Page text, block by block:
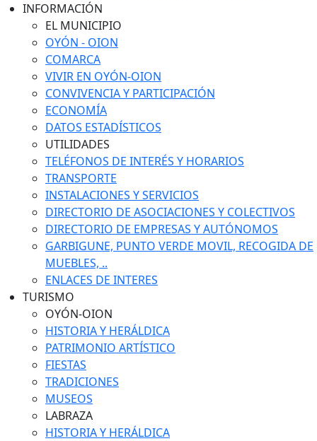
INFORMACIÓN
EL MUNICIPIO
OYÓN - OION
COMARCA
VIVIR EN OYÓN-OION
CONVIVENCIA Y PARTICIPACIÓN
ECONOMÍA
DATOS ESTADÍSTICOS
UTILIDADES
TELÉFONOS DE INTERÉS Y HORARIOS
TRANSPORTE
INSTALACIONES Y SERVICIOS
DIRECTORIO DE ASOCIACIONES Y COLECTIVOS
DIRECTORIO DE EMPRESAS Y AUTÓNOMOS
GARBIGUNE, PUNTO VERDE MOVIL, RECOGIDA DE
MUEBLES, ..
ENLACES DE INTERES
TURISMO
OYÓN-OION
HISTORIA Y HERÁLDICA
PATRIMONIO ARTÍSTICO
FIESTAS
TRADICIONES
MUSEOS
LABRAZA
HISTORIA Y HERÁLDICA